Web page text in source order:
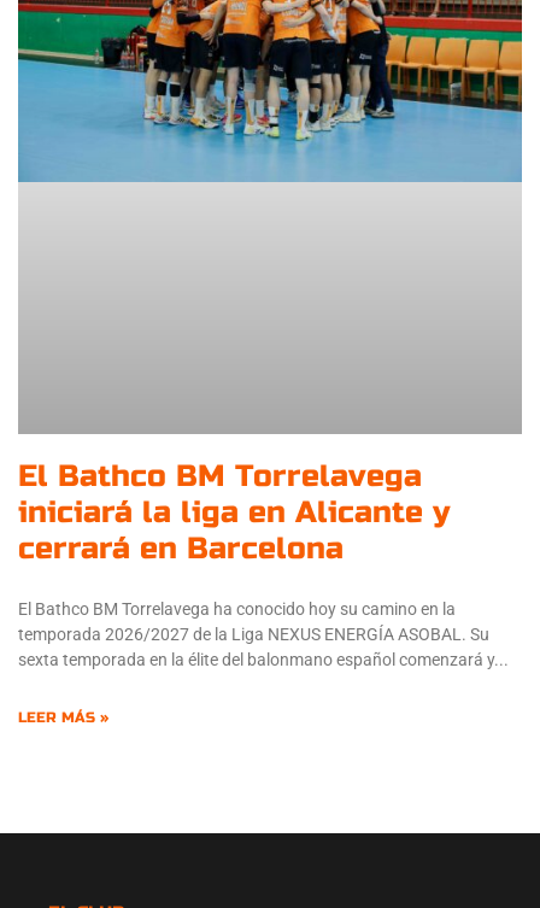
El Bathco BM Torrelavega
iniciará la liga en Alicante y
cerrará en Barcelona
El Bathco BM Torrelavega ha conocido hoy su camino en la
temporada 2026/2027 de la Liga NEXUS ENERGÍA ASOBAL. Su
sexta temporada en la élite del balonmano español comenzará y
LEER MÁS »